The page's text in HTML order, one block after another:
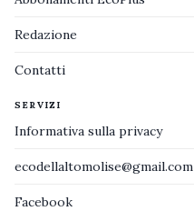
Redazione
Contatti
SERVIZI
Informativa sulla privacy
ecodellaltomolise@gmail.com
Facebook